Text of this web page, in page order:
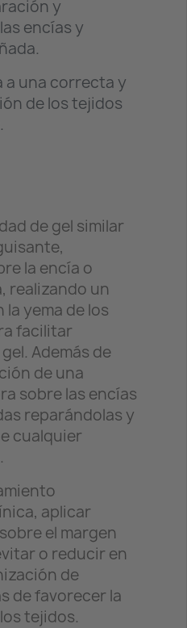
y
encías y
a una correcta y
de los tejidos
de gel similar
la encía o
realizando un
la yema de los
facilitar
Además de
de una
sobre las encías
reparándolas y
cualquier
aplicar
el margen
o reducir en
de
de favorecer la
tejidos.